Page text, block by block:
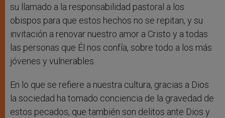
su llamado a la responsabilidad pastoral a los
obispos para que estos hechos no se repitan, y su
invitación a renovar nuestro amor a Cristo y a todas
las personas que Él nos confía, sobre todo a los más
jóvenes y vulnerables.
En lo que se refiere a nuestra cultura, gracias a Dios
la sociedad ha tomado conciencia de la gravedad de
estos pecados, que también son delitos ante Dios y